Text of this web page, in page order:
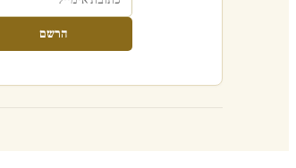
הרשם